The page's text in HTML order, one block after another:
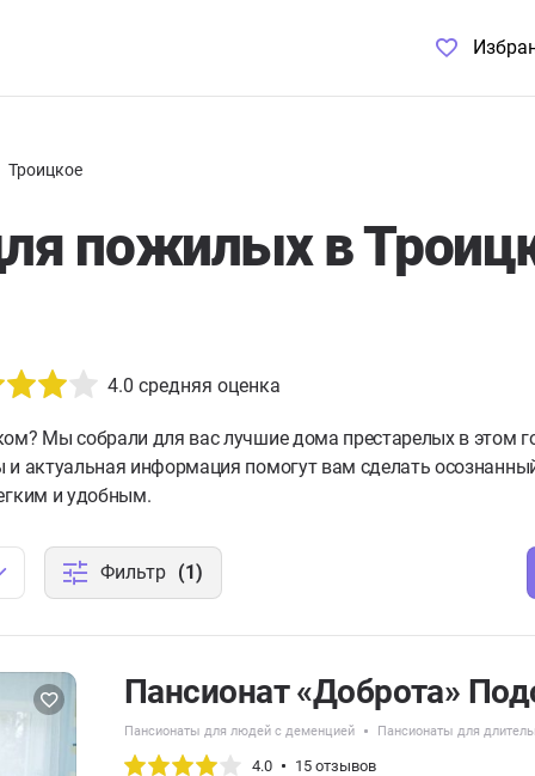
Троицкое
пожилых в
4.0 средняя оценка
Мы собрали для вас лучшие дома престарелых в этом
актуальная информация помогут вам сделать
и удобным.
Фильтр (1)
Пансионат «Доброта»
Пансионаты для людей с деменцией Пансионаты для
4.0 15 отзывов